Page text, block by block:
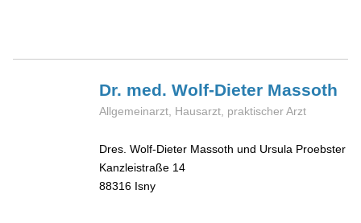
Dr. med. Wolf-Dieter Massoth
Allgemeinarzt, Hausarzt, praktischer Arzt
Dres. Wolf-Dieter Massoth und Ursula Proebster
Kanzleistraße 14
88316 Isny